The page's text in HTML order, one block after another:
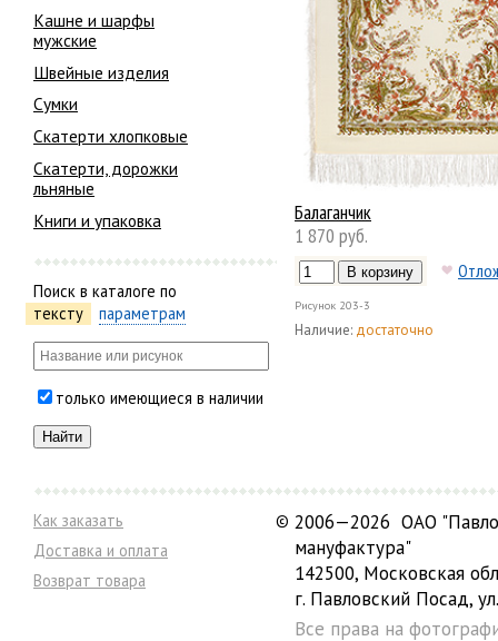
Кашне и шарфы
мужские
Швейные изделия
Сумки
Скатерти хлопковые
Скатерти, дорожки
льняные
Книги и упаковка
Поиск в каталоге по
тексту
параметрам
только имеющиеся в наличии
Балаганчик
1 870 руб.
Рисунок 203-3
Наличие: достаточно
Как заказать
Доставка и оплата
Возврат товара
© 2006—2026 ОАО
мануфактура"
142500, Московская
г. Павловский Посад,
Все права на